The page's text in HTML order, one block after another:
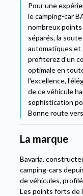
Pour une
le camping-car
nombreux
séparés, la
automatiques et
profiterez d'un
optimale en
l'excellence,
de ce véhicule
sophistication
Bonne route
La marque
Bavaria,
camping-cars
de véhicules,
Les points forts de